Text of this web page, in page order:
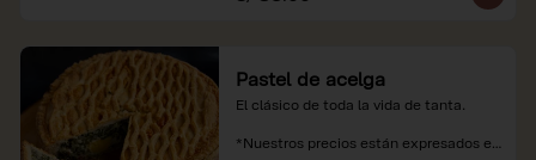
Pastel de acelga
El clásico de toda la vida de tanta.
*Nuestros precios están expresados en